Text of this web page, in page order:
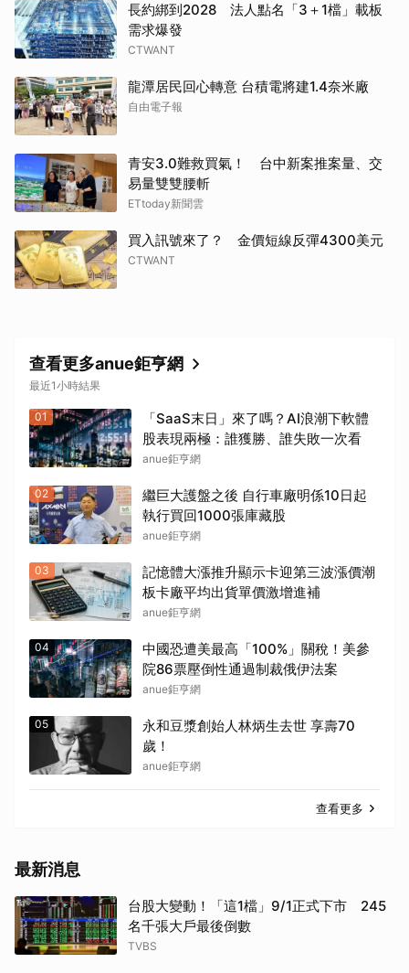
長約綁到2028 法人點名「3＋1檔」載板
需求爆發
CTWANT
龍潭居民回心轉意 台積電將建1.4奈米廠
自由電子報
青安3.0難救買氣！ 台中新案推案量、交
易量雙雙腰斬
ETtoday新聞雲
買入訊號來了？ 金價短線反彈4300美元
CTWANT
查看更多anue鉅亨網
最近1小時結果
01
「SaaS末日」來了嗎？AI浪潮下軟體
股表現兩極：誰獲勝、誰失敗一次看
anue鉅亨網
02
繼巨大護盤之後 自行車廠明係10日起
執行買回1000張庫藏股
anue鉅亨網
03
記憶體大漲推升顯示卡迎第三波漲價潮
板卡廠平均出貨單價激增進補
anue鉅亨網
04
中國恐遭美最高「100%」關稅！美參
院86票壓倒性通過制裁俄伊法案
anue鉅亨網
05
永和豆漿創始人林炳生去世 享壽70
歲！
anue鉅亨網
查看更多
最新消息
台股大變動！「這1檔」9/1正式下市 245
名千張大戶最後倒數
TVBS